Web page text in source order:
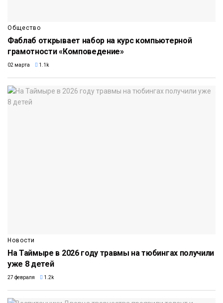
Общество
Фаблаб открывает набор на курс компьютерной
грамотности «Комповедение»
02 марта 1.1k
Новости
На Таймыре в 2026 году травмы на тюбингах получили
уже 8 детей
27 февраля 1.2k